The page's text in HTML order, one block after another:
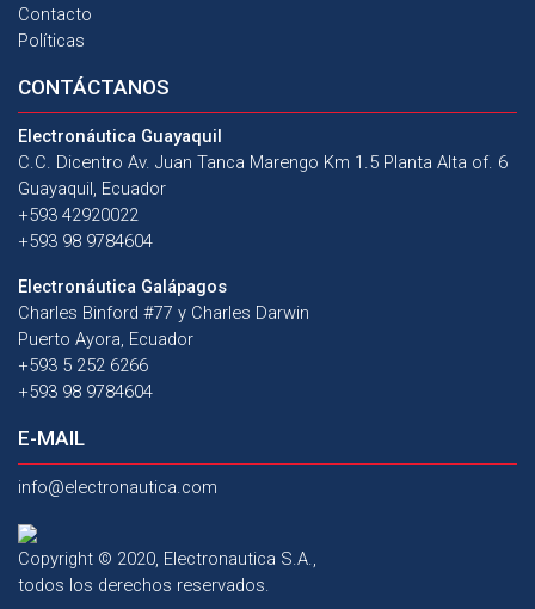
Contacto
Políticas
CONTÁCTANOS
Electronáutica Guayaquil
C.C. Dicentro Av. Juan Tanca Marengo Km 1.5 Planta Alta of. 6
Guayaquil, Ecuador
+593 42920022
+593 98 9784604
Electronáutica Galápagos
Charles Binford #77 y Charles Darwin
Puerto Ayora, Ecuador
+593 5 252 6266
+593 98 9784604
E-MAIL
info@electronautica.com
Copyright © 2020, Electronautica S.A.,
todos los derechos reservados.